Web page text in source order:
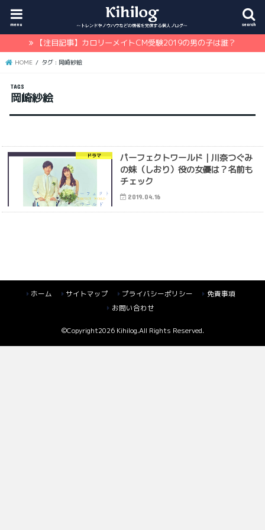
search
menu
【注目記事】カロリーメイトCM受験2019の男の子は誰？
HOME タグ : 岡崎紗絵
岡崎紗絵
ドラマ
パーフェクトワールド｜川奈つぐみ
の妹（しおり）役の女優は？名前も
チェック
2019.04.16
ホーム サイトマップ プライバシーポリシー
免責事項
お問い合わせ
©Copyright2026 Kihilog.All Rights Reserved.